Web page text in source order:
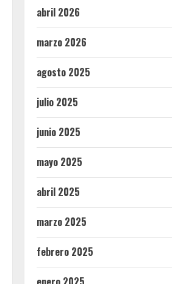
abril 2026
marzo 2026
agosto 2025
julio 2025
junio 2025
mayo 2025
abril 2025
marzo 2025
febrero 2025